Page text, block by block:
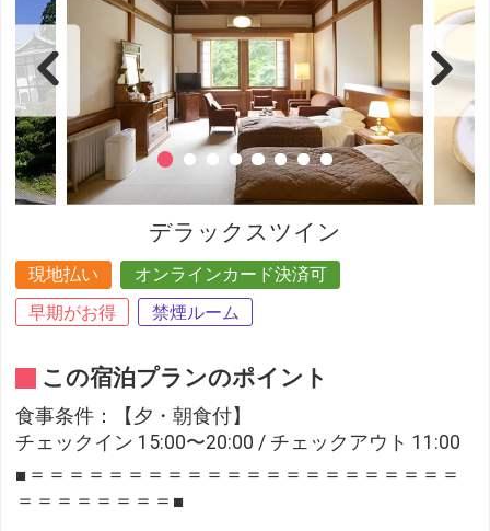
デラックスツイン
現地払い
オンラインカード決済可
早期がお得
禁煙ルーム
この宿泊プランのポイント
食事条件：【夕・朝食付】
チェックイン 15:00〜20:00 / チェックアウト 11:00
■＝＝＝＝＝＝＝＝＝＝＝＝＝＝＝＝＝＝＝＝＝＝
＝＝＝＝＝＝＝＝■